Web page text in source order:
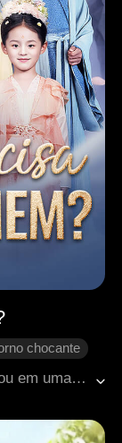
chocante
Bella se viu viajando no tempo e acordou em uma situação constrangedora. Sem pensar, fugiu, percebendo que seu pai era campeão no exame imperial, seu irmão o primeiro da turma e seu filho tinha tudo para ter sucesso. Orgulhosa de sua família, decidiu deixar sua marca, dedicou-se à carreira, salvando vidas e inovando na culinária, enquanto garantia que seu filho se destacasse nos estudos e construísse sua própria fortuna.